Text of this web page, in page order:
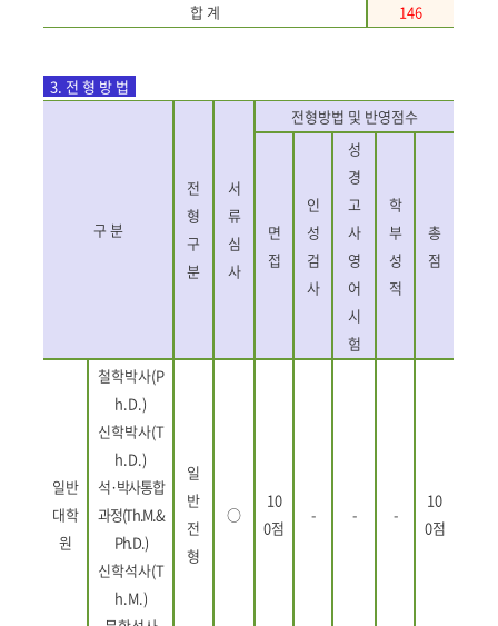
합 계 146
3. 전 형 방 법
구 분
전
형
구
분
서
류
심
사
전형방법 및 반영점수
면
접
인
성
검
사
성
경
고
사
영
어
시
험
학
부
성
적
총
점
일반
대학
원
철학박사(P
h.D.)
신학박사(T
h.D.)
석·박사통합
과정(Th.M.&
Ph.D.)
신학석사(T
h.M.)
일
반
전
형
○
10
0점
- - -
10
0점